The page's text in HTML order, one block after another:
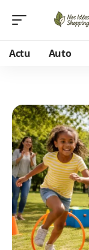
Actu Auto